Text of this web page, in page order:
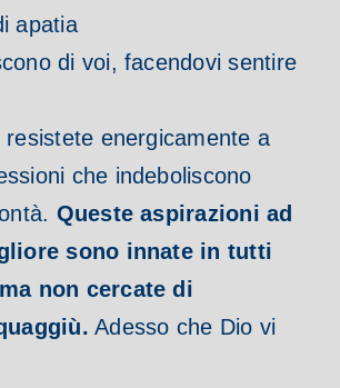
apatia
di voi, facendovi sentire
energicamente a
che indeboliscono
Queste aspirazioni ad
sono innate in tutti
non cercate di
Adesso che Dio vi